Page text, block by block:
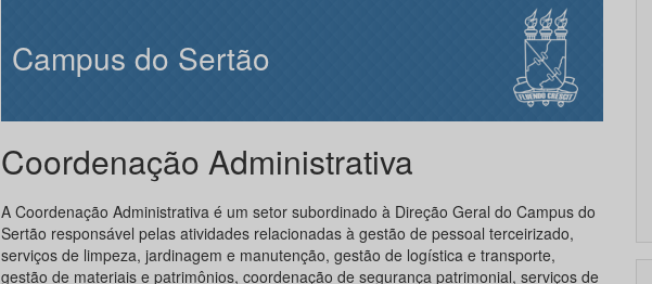
Campus do Sertão
Coordenação Administrativa
A Coordenação Administrativa é um setor subordinado à Direção Geral do Campus do
Sertão responsável pelas atividades relacionadas à gestão de pessoal terceirizado,
serviços de limpeza, jardinagem e manutenção, gestão de logística e transporte,
gestão de materiais e patrimônios, coordenação de segurança patrimonial, serviços de